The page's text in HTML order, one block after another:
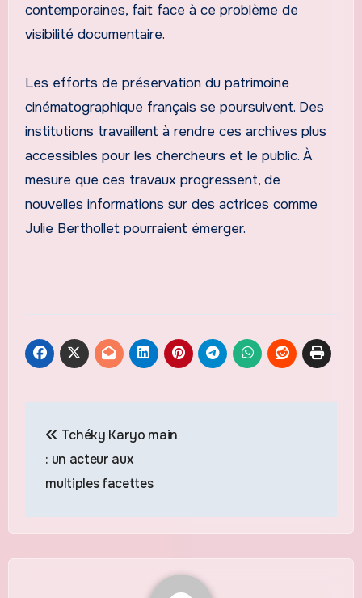
contemporaines, fait face à ce problème de
visibilité documentaire.
Les efforts de préservation du patrimoine
cinématographique français se poursuivent. Des
institutions travaillent à rendre ces archives plus
accessibles pour les chercheurs et le public. À
mesure que ces travaux progressent, de
nouvelles informations sur des actrices comme
Julie Berthollet pourraient émerger.
de
l’article
Tchéky Karyo main
: un acteur aux
multiples facettes